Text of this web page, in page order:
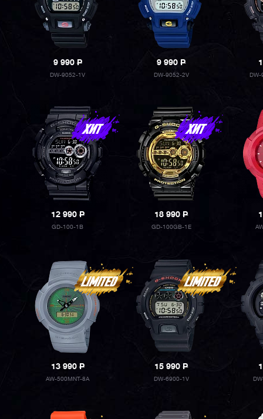
9 990P
DW-9052-1V
9 990P
DW-9052-2V DW-
12 990P
GD-100-1B
18 990P
GD-100GB-1E
13 990P
AW-500MNT-8A
15 990P
DW-6900-1V